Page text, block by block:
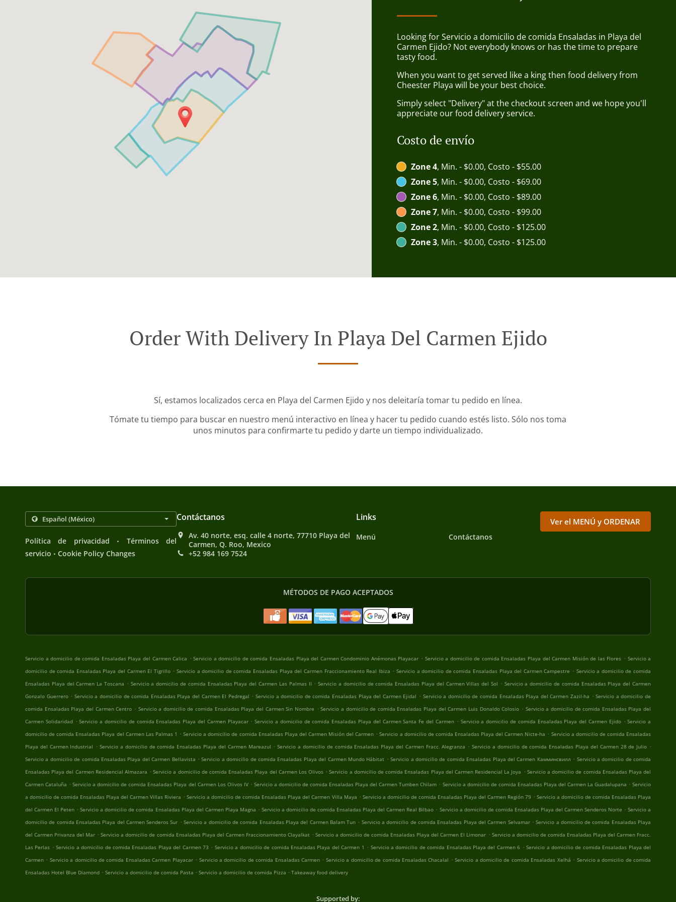
Looking for Servicio a domicilio de comida Ensaladas in Playa del
Carmen Ejido? Not everybody knows or has the time to prepare
tasty food.
When you want to get served like a king then food delivery from
Cheester Playa will be your best choice.
Simply select "Delivery" at the checkout screen and we hope you'll
appreciate our food delivery service.
Costo de envío
Zone 4, Min. - $0.00, Costo - $55.00
Zone 5, Min. - $0.00, Costo - $69.00
Zone 6, Min. - $0.00, Costo - $89.00
Zone 7, Min. - $0.00, Costo - $99.00
Zone 2, Min. - $0.00, Costo - $125.00
Zone 3, Min. - $0.00, Costo - $125.00
Order With Delivery In Playa Del Carmen Ejido
Sí, estamos localizados cerca en Playa del Carmen Ejido y nos deleitaría tomar tu pedido en línea.
Tómate tu tiempo para buscar en nuestro menú interactivo en línea y hacer tu pedido cuando estés listo. Sólo nos toma
unos minutos para confirmarte tu pedido y darte un tiempo individualizado.
Política de privacidad .
Términos del
servicio . Cookie Policy Changes
Contáctanos
Av. 40 norte, esq. calle 4 norte, 77710 Playa del
Carmen, Q. Roo, Mexico
+52 984 169 7524
Links
Menú Contáctanos
Ver el MENÚ y ORDENAR
MÉTODOS DE PAGO ACEPTADOS
Servicio a domicilio de comida Ensaladas Playa del Carmen Calica . Servicio a domicilio de comida Ensaladas Playa del Carmen Condominio Anémonas Playacar . Servicio a domicilio de comida Ensaladas Playa del Carmen Misión de las Flores . Servicio a
domicilio de comida Ensaladas Playa del Carmen El Tigrillo . Servicio a domicilio de comida Ensaladas Playa del Carmen Fraccionamiento Real Ibiza . Servicio a domicilio de comida Ensaladas Playa del Carmen Campestre . Servicio a domicilio de comida
Ensaladas Playa del Carmen La Toscana . Servicio a domicilio de comida Ensaladas Playa del Carmen Las Palmas II . Servicio a domicilio de comida Ensaladas Playa del Carmen Villas del Sol . Servicio a domicilio de comida Ensaladas Playa del Carmen
Gonzalo Guerrero . Servicio a domicilio de comida Ensaladas Playa del Carmen El Pedregal . Servicio a domicilio de comida Ensaladas Playa del Carmen Ejidal . Servicio a domicilio de comida Ensaladas Playa del Carmen Zazil-ha . Servicio a domicilio de
comida Ensaladas Playa del Carmen Centro . Servicio a domicilio de comida Ensaladas Playa del Carmen Sin Nombre . Servicio a domicilio de comida Ensaladas Playa del Carmen Luis Donaldo Colosio . Servicio a domicilio de comida Ensaladas Playa del
Carmen Solidaridad . Servicio a domicilio de comida Ensaladas Playa del Carmen Playacar . Servicio a domicilio de comida Ensaladas Playa del Carmen Santa Fe del Carmen . Servicio a domicilio de comida Ensaladas Playa del Carmen Ejido . Servicio a
domicilio de comida Ensaladas Playa del Carmen Las Palmas 1 . Servicio a domicilio de comida Ensaladas Playa del Carmen Misión del Carmen . Servicio a domicilio de comida Ensaladas Playa del Carmen Nicte-ha . Servicio a domicilio de comida Ensaladas
Playa del Carmen Industrial . Servicio a domicilio de comida Ensaladas Playa del Carmen Mareazul . Servicio a domicilio de comida Ensaladas Playa del Carmen Fracc. Alegranza . Servicio a domicilio de comida Ensaladas Playa del Carmen 28 de Julio .
Servicio a domicilio de comida Ensaladas Playa del Carmen Bellavista . Servicio a domicilio de comida Ensaladas Playa del Carmen Mundo Hábitat . Servicio a domicilio de comida Ensaladas Playa del Carmen Камминсвилл . Servicio a domicilio de comida
Ensaladas Playa del Carmen Residencial Almazara . Servicio a domicilio de comida Ensaladas Playa del Carmen Los Olivos . Servicio a domicilio de comida Ensaladas Playa del Carmen Residencial La Joya . Servicio a domicilio de comida Ensaladas Playa del
Carmen Cataluña . Servicio a domicilio de comida Ensaladas Playa del Carmen Los Olivos IV . Servicio a domicilio de comida Ensaladas Playa del Carmen Tumben Chilam . Servicio a domicilio de comida Ensaladas Playa del Carmen La Guadalupana . Servicio
a domicilio de comida Ensaladas Playa del Carmen Villas Riviera . Servicio a domicilio de comida Ensaladas Playa del Carmen Villa Maya . Servicio a domicilio de comida Ensaladas Playa del Carmen Región 79 . Servicio a domicilio de comida Ensaladas Playa
del Carmen El Peten . Servicio a domicilio de comida Ensaladas Playa del Carmen Playa Magna . Servicio a domicilio de comida Ensaladas Playa del Carmen Real Bilbao . Servicio a domicilio de comida Ensaladas Playa del Carmen Senderos Norte . Servicio a
domicilio de comida Ensaladas Playa del Carmen Senderos Sur . Servicio a domicilio de comida Ensaladas Playa del Carmen Balam Tun . Servicio a domicilio de comida Ensaladas Playa del Carmen Selvamar . Servicio a domicilio de comida Ensaladas Playa
del Carmen Privanza del Mar . Servicio a domicilio de comida Ensaladas Playa del Carmen Fraccionamiento Clayalkat . Servicio a domicilio de comida Ensaladas Playa del Carmen El Limonar . Servicio a domicilio de comida Ensaladas Playa del Carmen Fracc.
Las Perlas . Servicio a domicilio de comida Ensaladas Playa del Carmen 73 . Servicio a domicilio de comida Ensaladas Playa del Carmen 1 . Servicio a domicilio de comida Ensaladas Playa del Carmen 6 . Servicio a domicilio de comida Ensaladas Playa del
Carmen . Servicio a domicilio de comida Ensaladas Carmen Playacar . Servicio a domicilio de comida Ensaladas Carmen . Servicio a domicilio de comida Ensaladas Chacalal . Servicio a domicilio de comida Ensaladas Xelhá . Servicio a domicilio de comida
Ensaladas Hotel Blue Diamond . Servicio a domicilio de comida Pasta . Servicio a domicilio de comida Pizza . Takeaway food delivery
Supported by: